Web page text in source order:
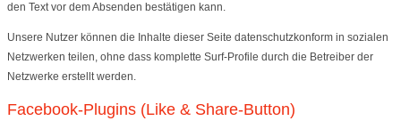
den Text vor dem Absenden bestätigen kann.
Unsere Nutzer können die Inhalte dieser Seite datenschutzkonform in sozialen
Netzwerken teilen, ohne dass komplette Surf-Profile durch die Betreiber der
Netzwerke erstellt werden.
Facebook-Plugins (Like & Share-Button)